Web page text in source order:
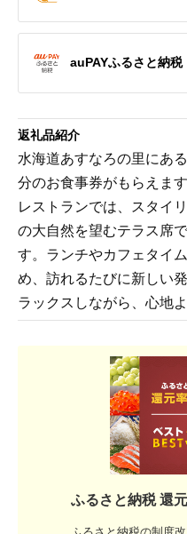
auPAYふるさと納税
返礼品紹介
水海道あすなろの里にあ
分のお食事券がもらえま
レストランでは、スタイ
の大自然を望むテラス席
す。ランチやカフェタイ
め、訪れるたびに新しい
ラックスしながら、心地
ふるさと納税 還